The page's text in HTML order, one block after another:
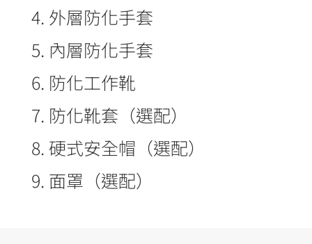
外層防化手套
內層防化手套
防化工作靴
防化靴套（選配）
硬式安全帽（選配）
面罩（選配）